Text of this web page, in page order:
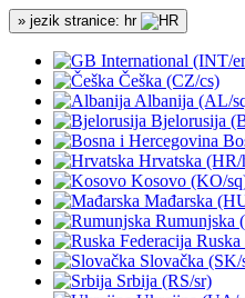
» jezik stranice: hr
International (INT/
Češka (CZ/cs)
Albanija (AL/
Bjelorusija
Hrvatska (HR/
Kosovo (KO/
Mađarska
Rumunjska
Slovačka (SK/
Srbija (RS/sr)